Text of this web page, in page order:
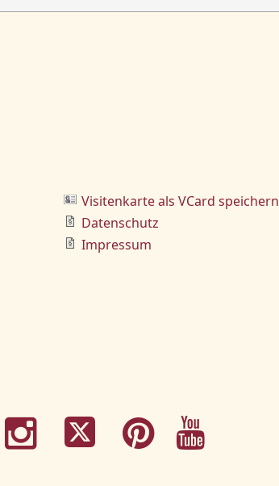
Visitenkarte als VCard speichern
Datenschutz
Impressum